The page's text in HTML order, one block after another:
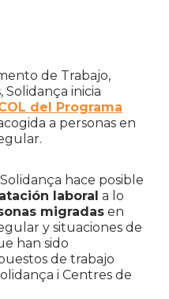
de Trabajo,
Solidança inicia
del Programa
a personas en
hace posible
laboral a lo
migradas en
y situaciones de
han sido
de trabajo
i Centres de